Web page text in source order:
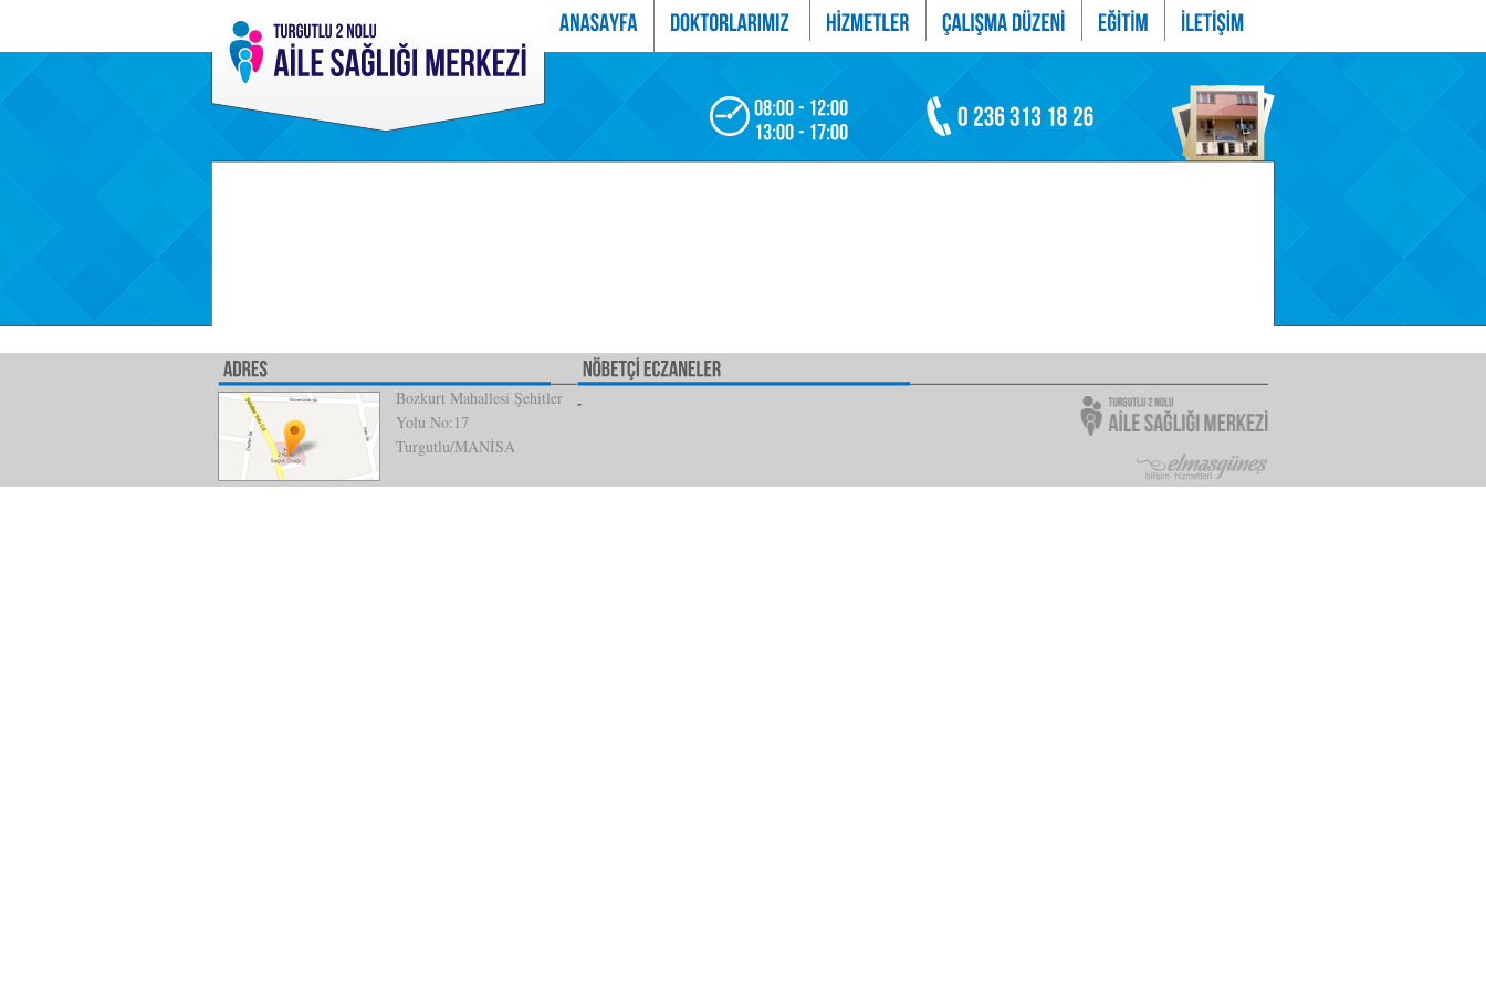
Bozkurt Mahallesi Şehitler
Yolu No:17
Turgutlu/MANİSA